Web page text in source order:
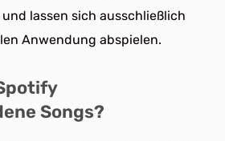
lassen sich ausschließlich
Anwendung abspielen.
Songs?